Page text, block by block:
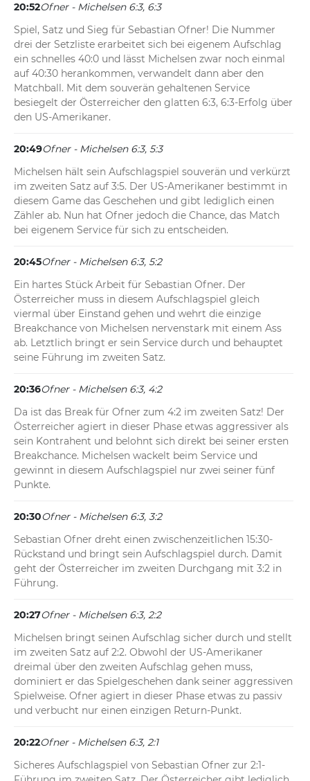
20:52Ofner - Michelsen 6:3, 6:3
Spiel, Satz und Sieg für Sebastian Ofner! Die Nummer
drei der Setzliste erarbeitet sich bei eigenem Aufschlag
ein schnelles 40:0 und lässt Michelsen zwar noch einmal
auf 40:30 herankommen, verwandelt dann aber den
Matchball. Mit dem souverän gehaltenen Service
besiegelt der Österreicher den glatten 6:3, 6:3-Erfolg über
den US-Amerikaner.
20:49Ofner - Michelsen 6:3, 5:3
Michelsen hält sein Aufschlagspiel souverän und verkürzt
im zweiten Satz auf 3:5. Der US-Amerikaner bestimmt in
diesem Game das Geschehen und gibt lediglich einen
Zähler ab. Nun hat Ofner jedoch die Chance, das Match
bei eigenem Service für sich zu entscheiden.
20:45Ofner - Michelsen 6:3, 5:2
Ein hartes Stück Arbeit für Sebastian Ofner. Der
Österreicher muss in diesem Aufschlagspiel gleich
viermal über Einstand gehen und wehrt die einzige
Breakchance von Michelsen nervenstark mit einem Ass
ab. Letztlich bringt er sein Service durch und behauptet
seine Führung im zweiten Satz.
20:36Ofner - Michelsen 6:3, 4:2
Da ist das Break für Ofner zum 4:2 im zweiten Satz! Der
Österreicher agiert in dieser Phase etwas aggressiver als
sein Kontrahent und belohnt sich direkt bei seiner ersten
Breakchance. Michelsen wackelt beim Service und
gewinnt in diesem Aufschlagspiel nur zwei seiner fünf
Punkte.
20:30Ofner - Michelsen 6:3, 3:2
Sebastian Ofner dreht einen zwischenzeitlichen 15:30-
Rückstand und bringt sein Aufschlagspiel durch. Damit
geht der Österreicher im zweiten Durchgang mit 3:2 in
Führung.
20:27Ofner - Michelsen 6:3, 2:2
Michelsen bringt seinen Aufschlag sicher durch und stellt
im zweiten Satz auf 2:2. Obwohl der US-Amerikaner
dreimal über den zweiten Aufschlag gehen muss,
dominiert er das Spielgeschehen dank seiner aggressiven
Spielweise. Ofner agiert in dieser Phase etwas zu passiv
und verbucht nur einen einzigen Return-Punkt.
20:22Ofner - Michelsen 6:3, 2:1
Sicheres Aufschlagspiel von Sebastian Ofner zur 2:1-